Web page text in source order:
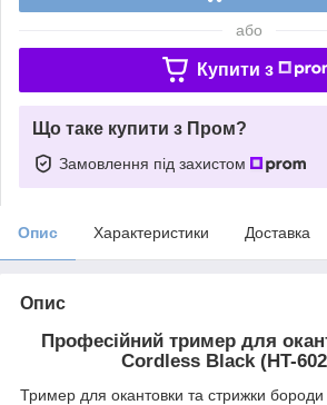
або
Купити з
Що таке купити з Пром?
Замовлення під захистом
Опис Характеристики Доставка
Опис
Професійний тример для
Cordless Black (HT-
Тример для окантовки та стрижки бороди